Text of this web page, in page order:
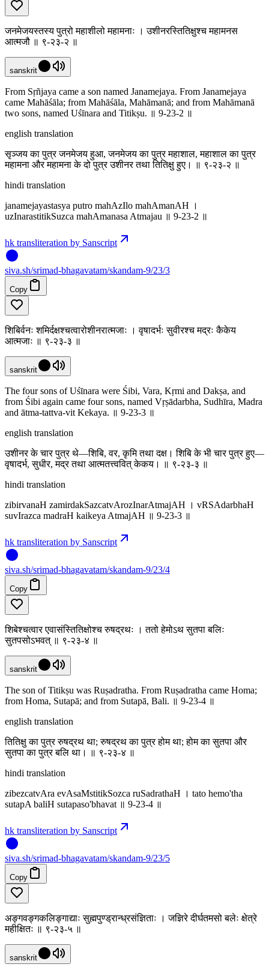
जनमेजयस्तस्य पुत्रो महाशीलो महामनाः । उशीनरस्तितिक्षुश्च महामनस
आत्मजौ ॥ ९-२३-२ ॥
sanskrit
From Sṛñjaya came a son named Janamejaya. From Janamejaya
came Mahāśāla; from Mahāśāla, Mahāmanā; and from Mahāmanā
two sons, named Uśīnara and Titikṣu. ॥ 9-23-2 ॥
english translation
सृञ्जय का पुत्र जनमेजय हुआ, जनमेजय का पुत्र महाशाल, महाशाल का पुत्र
महामना और महामना के दो पुत्र उशीनर तथा तितिक्षु हुए। ॥ ९-२३-२ ॥
hindi translation
janamejayastasya putro mahAzIlo mahAmanAH ।
uzInarastitikSuzca mahAmanasa Atmajau ॥ 9-23-2 ॥
hk transliteration by Sanscript
siva.sh/srimad-bhagavatam/skandam-9/23/3
Copy
शिबिर्वनः शमिर्दक्षश्चत्वारोशीनरात्मजाः । वृषादर्भः सुवीरश्च मद्रः कैकेय
आत्मजाः ॥ ९-२३-३ ॥
sanskrit
The four sons of Uśīnara were Śibi, Vara, Kṛmi and Dakṣa, and
from Śibi again came four sons, named Vṛṣādarbha, Sudhīra, Madra
and ātma-tattva-vit Kekaya. ॥ 9-23-3 ॥
english translation
उशीनर के चार पुत्र थे—शिबि, वर, कृमि तथा दक्ष। शिबि के भी चार पुत्र हुए—
वृषादर्भ, सुधीर, मद्र तथा आत्मतत्त्ववित् केकय। ॥ ९-२३-३ ॥
hindi translation
zibirvanaH zamirdakSazcatvArozInarAtmajAH । vRSAdarbhaH
suvIrazca madraH kaikeya AtmajAH ॥ 9-23-3 ॥
hk transliteration by Sanscript
siva.sh/srimad-bhagavatam/skandam-9/23/4
Copy
शिबेश्चत्वार एवासंस्तितिक्षोश्च रुषद्रथः । ततो हेमोऽथ सुतपा बलिः
सुतपसोऽभवत् ॥ ९-२३-४ ॥
sanskrit
The son of Titikṣu was Ruṣadratha. From Ruṣadratha came Homa;
from Homa, Sutapā; and from Sutapā, Bali. ॥ 9-23-4 ॥
english translation
तितिक्षु का पुत्र रुषद्रथ था; रुषद्रथ का पुत्र होम था; होम का सुतपा और
सुतपा का पुत्र बलि था। ॥ ९-२३-४ ॥
hindi translation
zibezcatvAra evAsaMstitikSozca ruSadrathaH । tato hemo'tha
sutapA baliH sutapaso'bhavat ॥ 9-23-4 ॥
hk transliteration by Sanscript
siva.sh/srimad-bhagavatam/skandam-9/23/5
Copy
अङ्गवङ्गकलिङ्गाद्याः सुह्मपुण्ड्रान्ध्रसंज्ञिताः । जज्ञिरे दीर्घतमसो बलेः क्षेत्रे
महीक्षितः ॥ ९-२३-५ ॥
sanskrit